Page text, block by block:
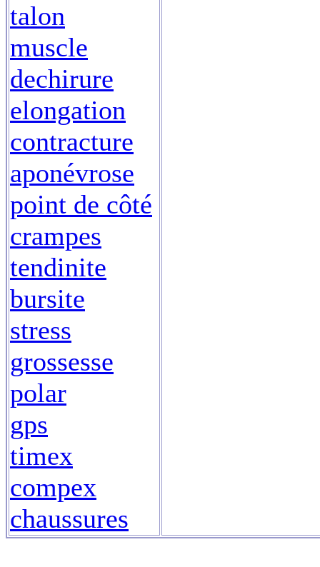
talon
muscle
dechirure
elongation
contracture
aponévrose
point de côté
crampes
tendinite
bursite
stress
grossesse
polar
gps
timex
compex
chaussures